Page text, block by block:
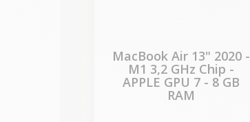
MacBook Air 13" 2020 -
M1 3,2 GHz Chip -
APPLE GPU 7 - 8 GB
RAM